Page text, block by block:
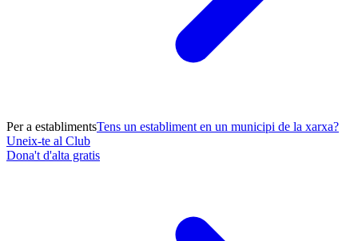
Per a establimentsTens un establiment en un municipi de la xarxa?
Uneix-te al Club
Dona't d'alta gratis